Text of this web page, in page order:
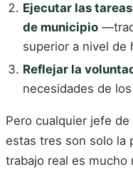
Ejecutar las
de municipio
superior a nivel de
Reflejar la
necesidades de
Pero cualquier jefe
estas tres son solo la
trabajo real es mucho